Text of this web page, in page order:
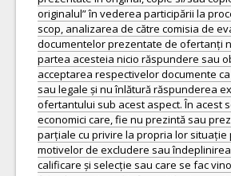
originalul” în vederea participării la
scop, analizarea de către comisia de
documentelor prezentate de ofertanți
partea acesteia nicio răspundere sau
acceptarea respectivelor documente
sau legale și nu înlătură răspunderea
ofertantului sub acest aspect. În acest
economici care, fie nu prezintă sau
parțiale cu privire la propria lor situație
motivelor de excludere sau
calificare și selecție sau care se fac